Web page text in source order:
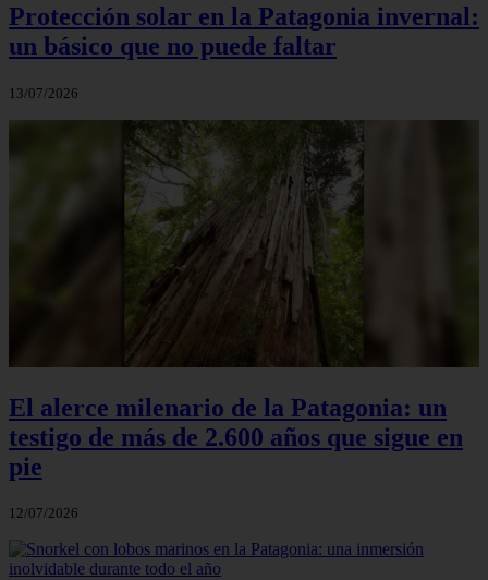
Protección solar en la Patagonia invernal:
un básico que no puede faltar
13/07/2026
El alerce milenario de la Patagonia: un
testigo de más de 2.600 años que sigue en
pie
12/07/2026